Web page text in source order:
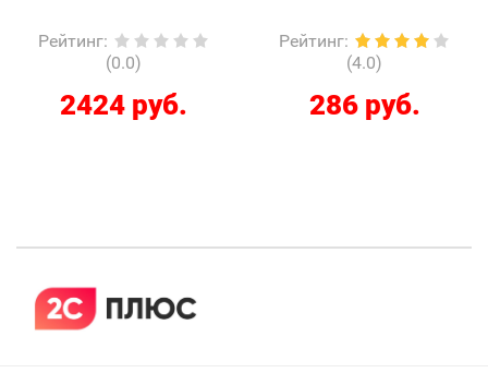
Рейтинг:
(0.0)
2424 руб.
Рейтинг:
(4.0)
286 руб.